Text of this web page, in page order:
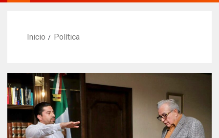
Inicio Política